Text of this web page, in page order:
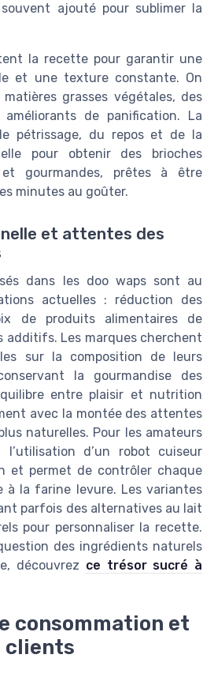
ajouté pour sublimer la
la recette pour garantir une
et une texture constante. On
grasses végétales, des
de panification. La
pétrissage, du repos et de la
pour obtenir des brioches
et gourmandes, prêtes à être
minutes au goûter.
et attentes des
dans les doo waps sont au
actuelles : réduction des
de produits alimentaires de
additifs. Les marques cherchent
sur la composition de leurs
la gourmandise des
entre plaisir et nutrition
avec la montée des attentes
naturelles. Pour les amateurs
d’un robot cuiseur
et permet de contrôler chaque
à la farine levure. Les variantes
parfois des alternatives au lait
pour personnaliser la recette.
des ingrédients naturels
découvrez ce trésor sucré à
consommation et
clients